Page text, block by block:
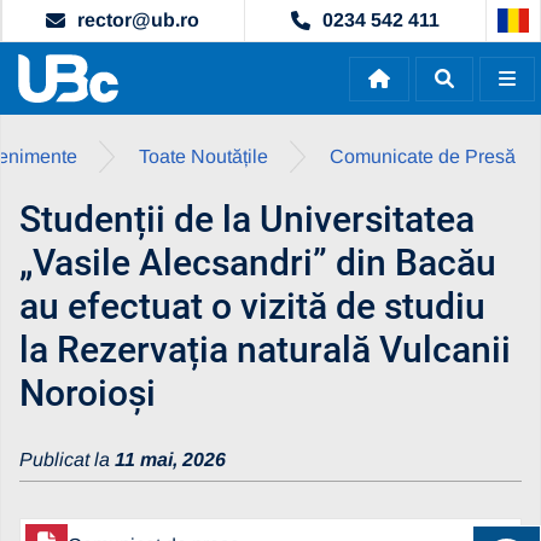
rector@ub.ro 0234 542 411
Toate Noutățile Comunicate de Presă
Studenții de la Universitatea
„Vasile Alecsandri” din Bacău
au efectuat o vizită de studiu
la Rezervația naturală Vulcanii
Noroioși
Publicat la 11 mai, 2026